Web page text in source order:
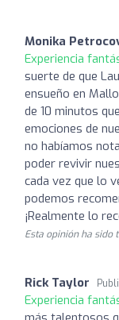
Monika
Experiencia
suerte de que
ensueño en
de 10 minutos
emociones de
no habíamos
poder revivir
cada vez que lo
podemos
¡Realmente lo
Esta opinión ha sido
Rick Taylor
Experiencia